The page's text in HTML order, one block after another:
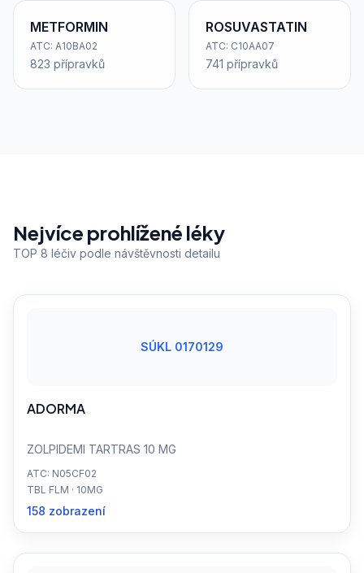
METFORMIN
ATC: A10BA02
823 přípravků
ROSUVASTATIN
ATC: C10AA07
741 přípravků
Nejvíce prohlížené léky
TOP 8 léčiv podle návštěvnosti detailu
SÚKL 0170129
ADORMA
ZOLPIDEMI TARTRAS 10 MG
ATC: N05CF02
TBL FLM · 10MG
158 zobrazení